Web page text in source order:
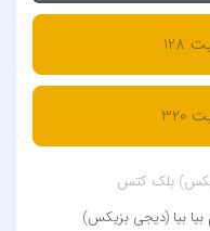
بلک کتس
بیا بیا (دیجی بزیکس)